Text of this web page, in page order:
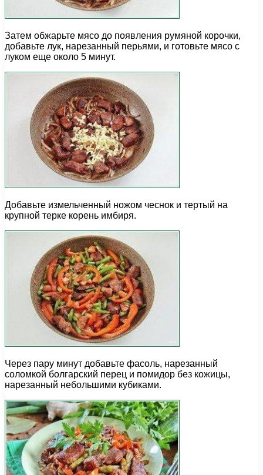
Затем обжарьте мясо до появления румяной корочки,
добавьте лук, нарезанный перьями, и готовьте мясо с
луком еще около 5 минут.
Добавьте измельченный ножом чеснок и тертый на
крупной терке корень имбиря.
Через пару минут добавьте фасоль, нарезанный
соломкой болгарский перец и помидор без кожицы,
нарезанный небольшими кубиками.